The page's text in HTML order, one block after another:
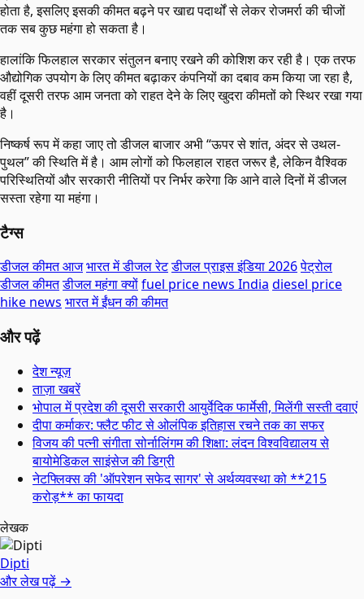
होता है, इसलिए इसकी कीमत बढ़ने पर खाद्य पदार्थों से लेकर रोजमर्रा की चीजों
तक सब कुछ महंगा हो सकता है।
हालांकि फिलहाल सरकार संतुलन बनाए रखने की कोशिश कर रही है। एक तरफ
औद्योगिक उपयोग के लिए कीमत बढ़ाकर कंपनियों का दबाव कम किया जा रहा है,
वहीं दूसरी तरफ आम जनता को राहत देने के लिए खुदरा कीमतों को स्थिर रखा गया
है।
निष्कर्ष रूप में कहा जाए तो डीजल बाजार अभी “ऊपर से शांत, अंदर से उथल-
पुथल” की स्थिति में है। आम लोगों को फिलहाल राहत जरूर है, लेकिन वैश्विक
परिस्थितियों और सरकारी नीतियों पर निर्भर करेगा कि आने वाले दिनों में डीजल
सस्ता रहेगा या महंगा।
टैग्स
डीजल कीमत आजभारत में डीजल रेटडीजल प्राइस इंडिया 2026पेट्रोल
डीजल कीमतडीजल महंगा क्योंfuel price news India diesel price
hike news भारत में ईंधन की कीमत
और पढ़ें
देश न्यूज़
ताज़ा खबरें
भोपाल में प्रदेश की दूसरी सरकारी आयुर्वेदिक फार्मेसी, मिलेंगी सस्ती दवाएं
दीपा कर्माकर: फ्लैट फीट से ओलंपिक इतिहास रचने तक का सफर
विजय की पत्नी संगीता सोर्नालिंगम की शिक्षा: लंदन विश्वविद्यालय से
बायोमेडिकल साइंसेज की डिग्री
नेटफ्लिक्स की 'ऑपरेशन सफेद सागर' से अर्थव्यवस्था को **215
करोड़** का फायदा
लेखक
Dipti
और लेख पढ़ें →